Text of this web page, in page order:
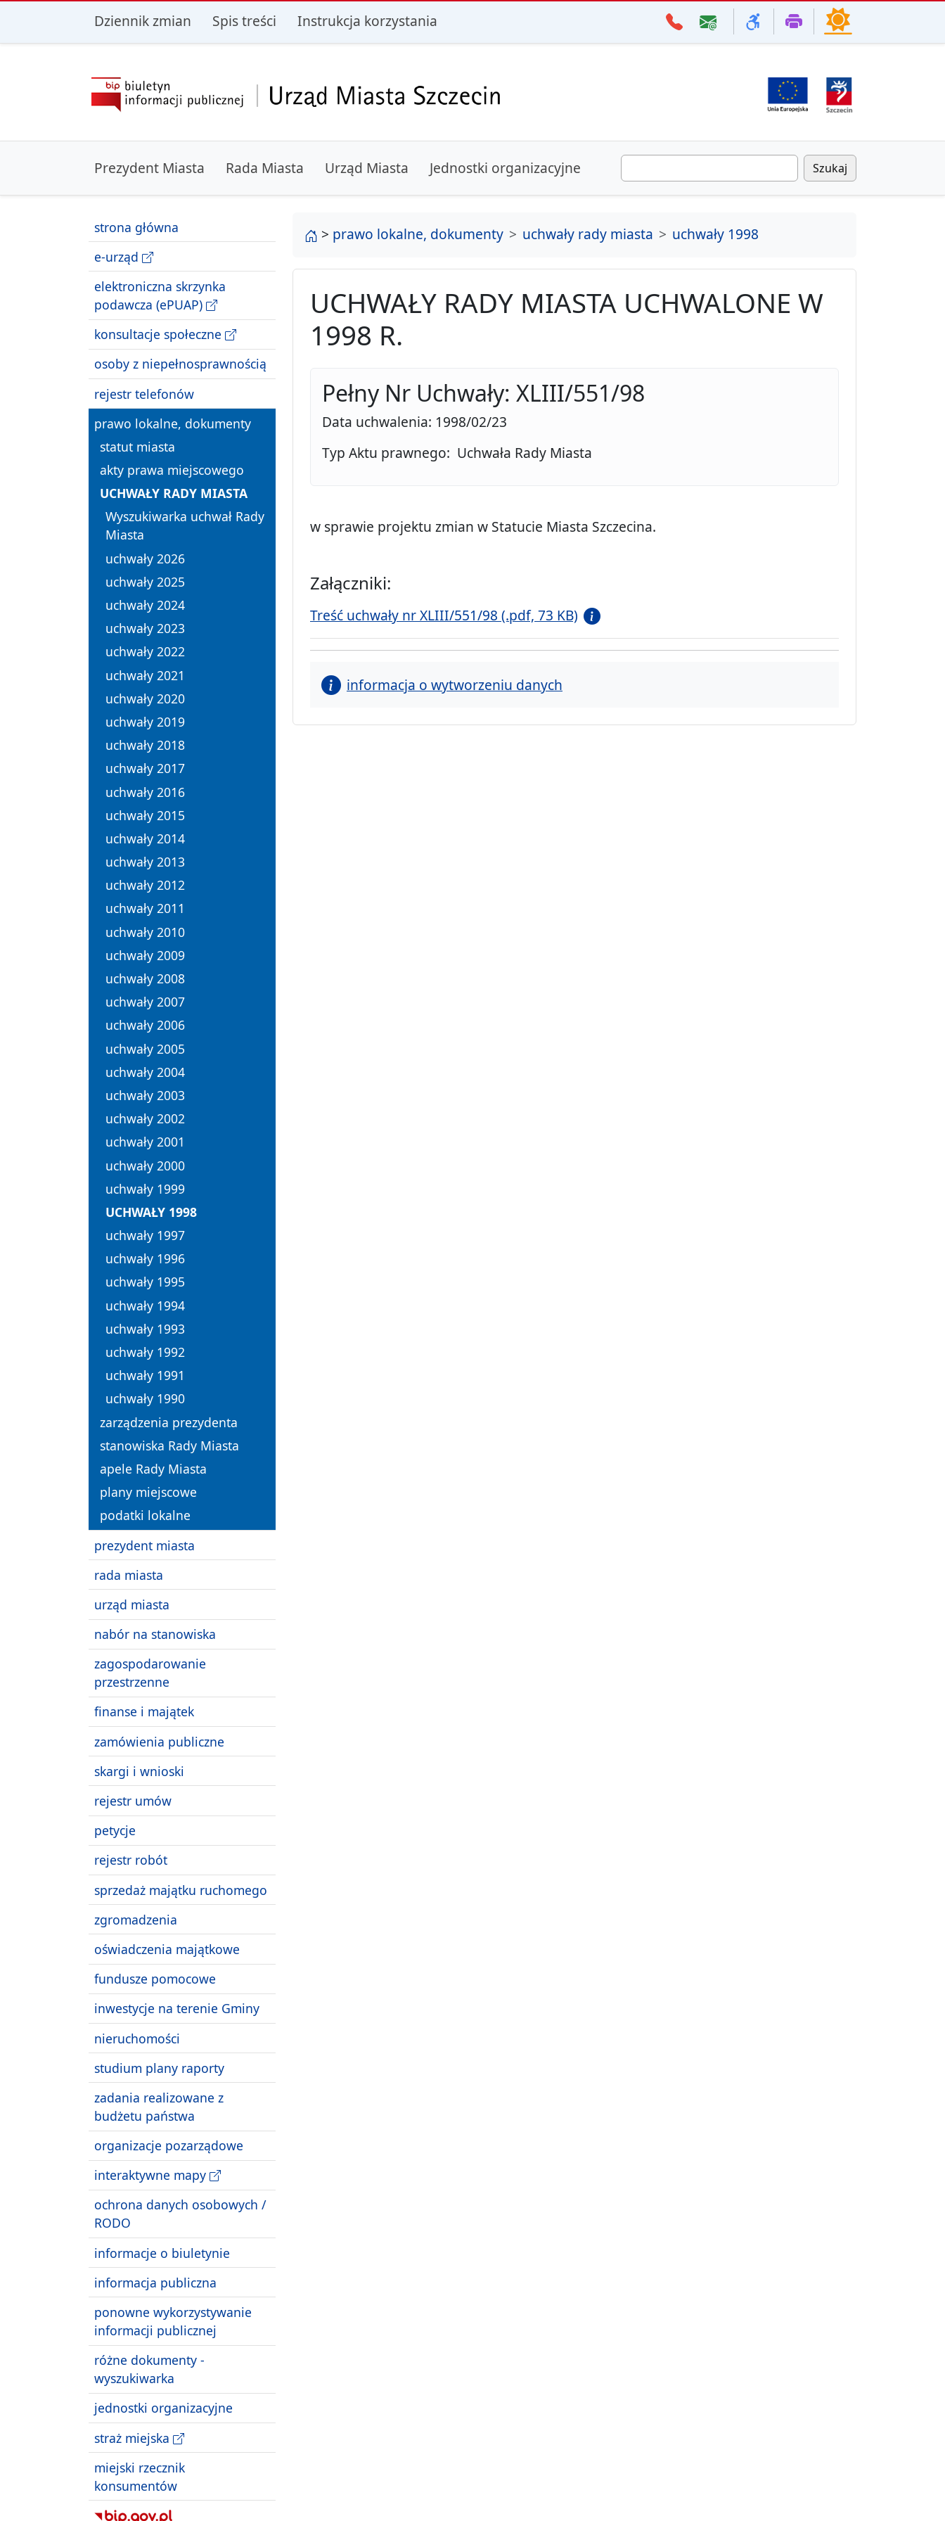
przejdź do głównego menu przejdź do treści
Dziennik zmian Spis treści Instrukcja korzystania
Prezydent Miasta Rada Miasta Urząd Miasta Jednostki organizacyjne Szukaj
strona główna
e-urząd
elektroniczna skrzynka
podawcza (ePUAP)
konsultacje społeczne
osoby z niepełnosprawnością
rejestr telefonów
prawo lokalne, dokumenty
statut miasta
akty prawa miejscowego
UCHWAŁY RADY MIASTA
Wyszukiwarka uchwał Rady
Miasta
uchwały 2026
uchwały 2025
uchwały 2024
uchwały 2023
uchwały 2022
uchwały 2021
uchwały 2020
uchwały 2019
uchwały 2018
uchwały 2017
uchwały 2016
uchwały 2015
uchwały 2014
uchwały 2013
uchwały 2012
uchwały 2011
uchwały 2010
uchwały 2009
uchwały 2008
uchwały 2007
uchwały 2006
uchwały 2005
uchwały 2004
uchwały 2003
uchwały 2002
uchwały 2001
uchwały 2000
uchwały 1999
UCHWAŁY 1998
uchwały 1997
uchwały 1996
uchwały 1995
uchwały 1994
uchwały 1993
uchwały 1992
uchwały 1991
uchwały 1990
zarządzenia prezydenta
stanowiska Rady Miasta
apele Rady Miasta
plany miejscowe
podatki lokalne
prezydent miasta
rada miasta
urząd miasta
nabór na stanowiska
zagospodarowanie
przestrzenne
finanse i majątek
zamówienia publiczne
skargi i wnioski
rejestr umów
petycje
rejestr robót
sprzedaż majątku ruchomego
zgromadzenia
oświadczenia majątkowe
fundusze pomocowe
inwestycje na terenie Gminy
nieruchomości
studium plany raporty
zadania realizowane z
budżetu państwa
organizacje pozarządowe
interaktywne mapy
ochrona danych osobowych /
RODO
informacje o biuletynie
informacja publiczna
ponowne wykorzystywanie
informacji publicznej
różne dokumenty -
wyszukiwarka
jednostki organizacyjne
straż miejska
miejski rzecznik
konsumentów
strona główna
> prawo lokalne, dokumenty uchwały rady miasta uchwały 1998
UCHWAŁY RADY MIASTA UCHWALONE W
1998 R.
Pełny Nr Uchwały: XLIII/551/98
Data uchwalenia: 1998/02/23
Typ Aktu prawnego: Uchwała Rady Miasta
w sprawie projektu zmian w Statucie Miasta Szczecina.
Załączniki:
Treść uchwały nr XLIII/551/98 (.pdf, 73 KB)
informacja o wytworzeniu danych